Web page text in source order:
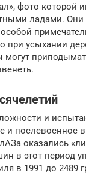
фото которой
ладами.
при усыхании
и
и послевоенное
оказались
в этот период
в 1991 до 2489